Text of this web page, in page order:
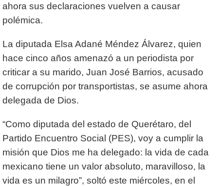
ahora sus declaraciones vuelven a causar
polémica.
La diputada Elsa Adané Méndez Álvarez, quien
hace cinco años amenazó a un periodista por
criticar a su marido, Juan José Barrios, acusado
de corrupción por transportistas, se asume ahora
delegada de Dios.
“Como diputada del estado de Querétaro, del
Partido Encuentro Social (PES), voy a cumplir la
misión que Dios me ha delegado: la vida de cada
mexicano tiene un valor absoluto, maravilloso, la
vida es un milagro”, soltó este miércoles, en el